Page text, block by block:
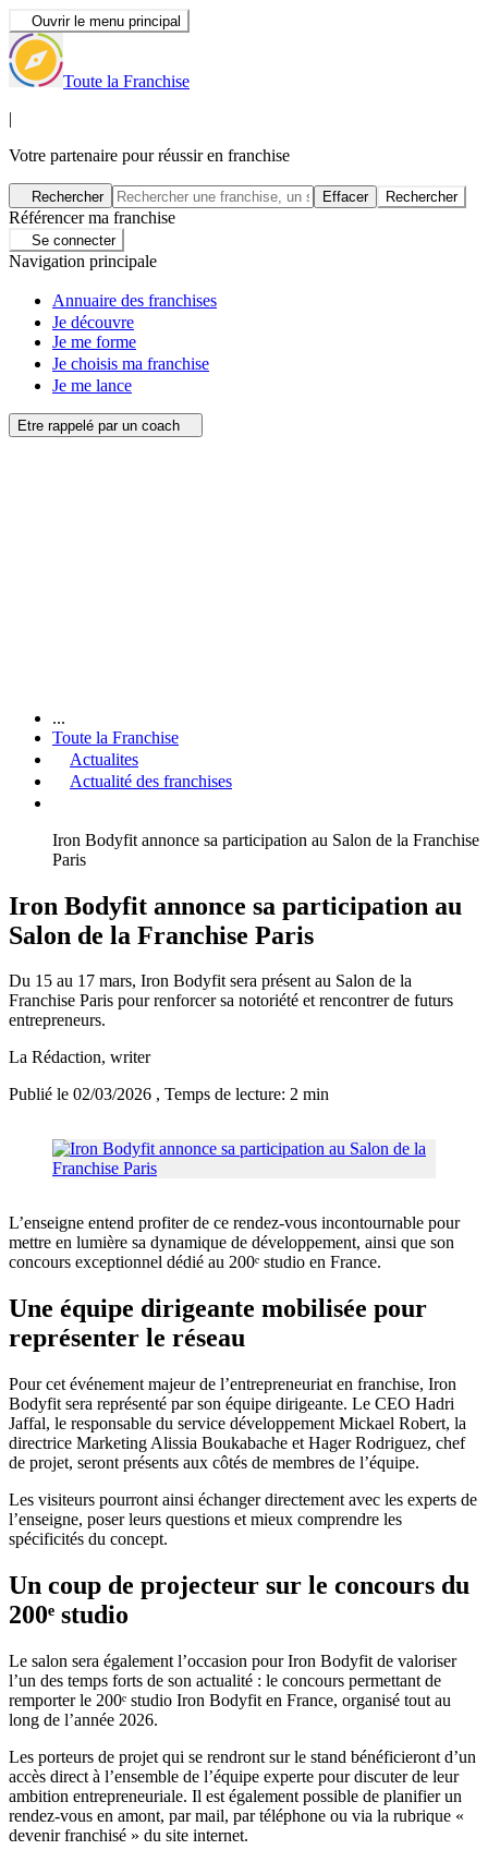
Ouvrir le menu principal
Toute la Franchise
|
Votre partenaire pour réussir en franchise
Rechercher Effacer Rechercher
Référencer ma franchise
Se connecter
Navigation principale
Annuaire des franchises
Je découvre
Je me forme
Je choisis ma franchise
Je me lance
Etre rappelé par un coach
...
Toute la Franchise
Actualites
Actualité des franchises
Iron Bodyfit annonce sa participation au Salon de la Franchise
Paris
Iron Bodyfit annonce sa participation au
Salon de la Franchise Paris
Du 15 au 17 mars, Iron Bodyfit sera présent au Salon de la
Franchise Paris pour renforcer sa notoriété et rencontrer de futurs
entrepreneurs.
La Rédaction, writer
Publié le 02/03/2026 , Temps de lecture: 2 min
L’enseigne entend profiter de ce rendez-vous incontournable pour
mettre en lumière sa dynamique de développement, ainsi que son
concours exceptionnel dédié au 200ᵉ studio en France.
Une équipe dirigeante mobilisée pour
représenter le réseau
Pour cet événement majeur de l’entrepreneuriat en franchise, Iron
Bodyfit sera représenté par son équipe dirigeante. Le CEO Hadri
Jaffal, le responsable du service développement Mickael Robert, la
directrice Marketing Alissia Boukabache et Hager Rodriguez, chef
de projet, seront présents aux côtés de membres de l’équipe.
Les visiteurs pourront ainsi échanger directement avec les experts de
l’enseigne, poser leurs questions et mieux comprendre les
spécificités du concept.
Un coup de projecteur sur le concours du
200ᵉ studio
Le salon sera également l’occasion pour Iron Bodyfit de valoriser
l’un des temps forts de son actualité : le concours permettant de
remporter le 200ᵉ studio Iron Bodyfit en France, organisé tout au
long de l’année 2026.
Les porteurs de projet qui se rendront sur le stand bénéficieront d’un
accès direct à l’ensemble de l’équipe experte pour discuter de leur
ambition entrepreneuriale. Il est également possible de planifier un
rendez-vous en amont, par mail, par téléphone ou via la rubrique «
devenir franchisé » du site internet.